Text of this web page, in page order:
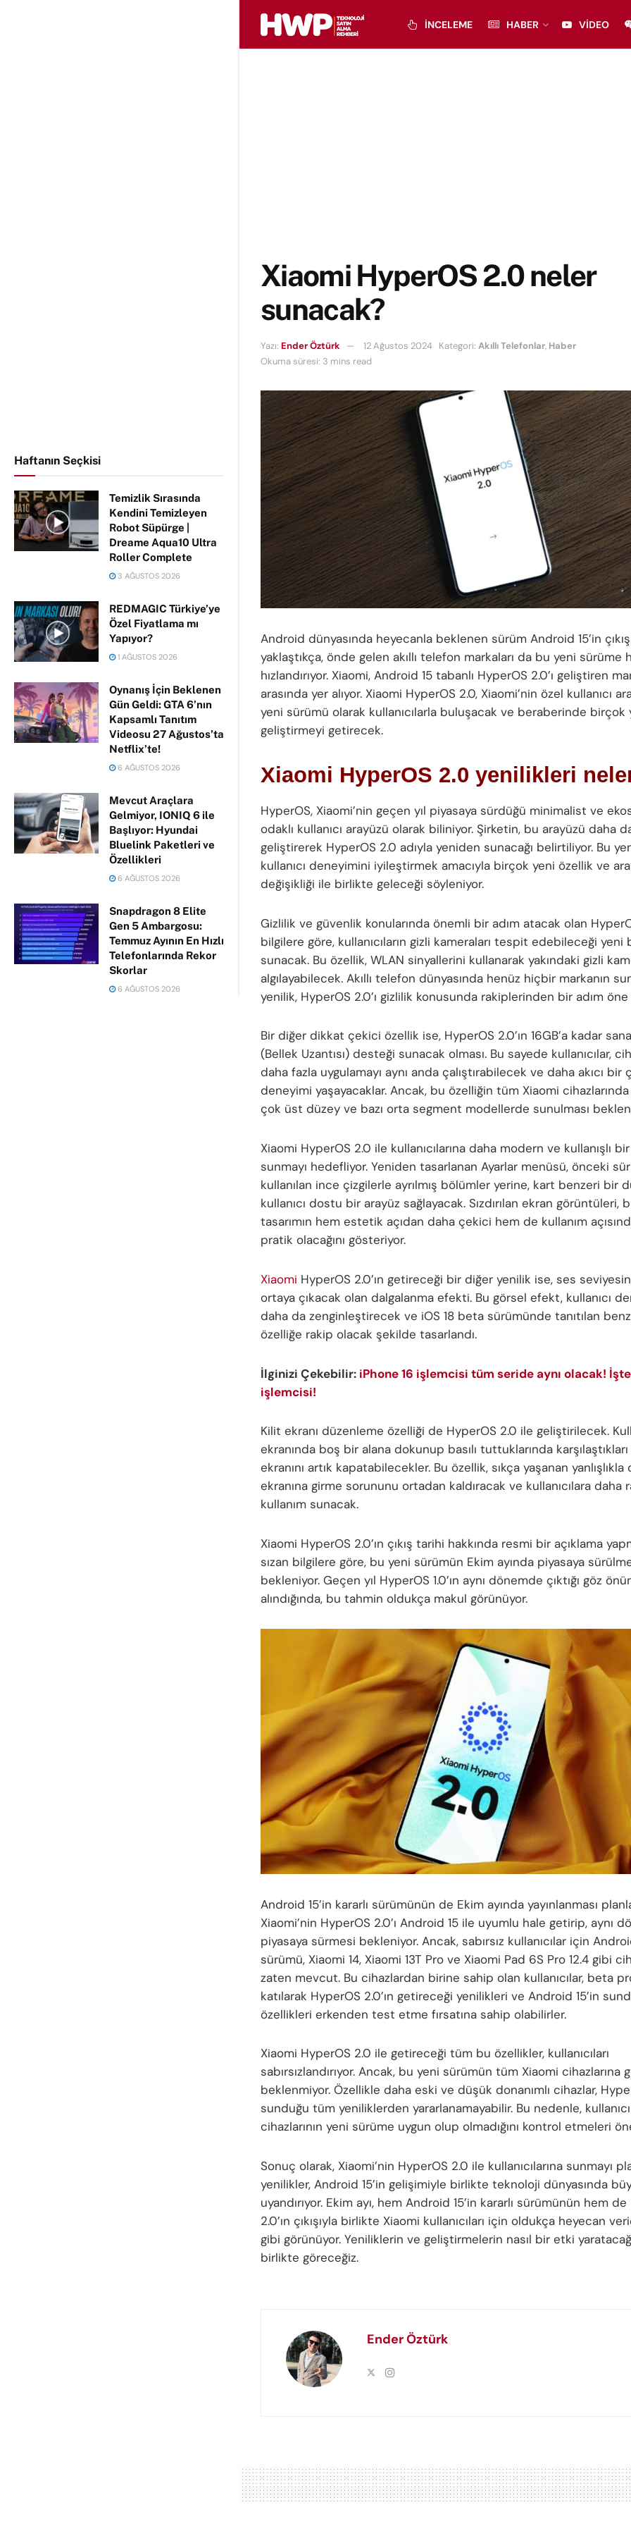
Haftanın Seçkisi
Temizlik Sırasında
Kendini Temizleyen
Robot Süpürge |
Dreame Aqua10 Ultra
Roller Complete
3 AĞUSTOS 2026
REDMAGIC Türkiye’ye
Özel Fiyatlama mı
Yapıyor?
1 AĞUSTOS 2026
Oynanış İçin Beklenen
Gün Geldi: GTA 6’nın
Kapsamlı Tanıtım
Videosu 27 Ağustos’ta
Netflix’te!
6 AĞUSTOS 2026
Mevcut Araçlara
Gelmiyor, IONIQ 6 ile
Başlıyor: Hyundai
Bluelink Paketleri ve
Özellikleri
6 AĞUSTOS 2026
Snapdragon 8 Elite
Gen 5 Ambargosu:
Temmuz Ayının En Hızlı
Telefonlarında Rekor
Skorlar
6 AĞUSTOS 2026
İNCELEME HABER VIDEO
Xiaomi HyperOS 2.0 neler
sunacak?
Yazı: Ender Öztürk 12 Ağustos 2024 Kategori: Akıllı Telefonlar, Haber
Okuma süresi: 3 mins read
Android dünyasında heyecanla beklenen sürüm Android 15’in
yaklaştıkça, önde gelen akıllı telefon markaları da bu yeni sürüme
hızlandırıyor. Xiaomi, Android 15 tabanlı HyperOS 2.0’ı geliştiren
arasında yer alıyor. Xiaomi HyperOS 2.0, Xiaomi’nin özel kullanıcı
yeni sürümü olarak kullanıcılarla buluşacak ve beraberinde birçok
geliştirmeyi getirecek.
Xiaomi HyperOS 2.0 yenilikleri
HyperOS, Xiaomi’nin geçen yıl piyasaya sürdüğü minimalist ve
odaklı kullanıcı arayüzü olarak biliniyor. Şirketin, bu arayüzü daha
geliştirerek HyperOS 2.0 adıyla yeniden sunacağı belirtiliyor. Bu
kullanıcı deneyimini iyileştirmek amacıyla birçok yeni özellik ve
değişikliği ile birlikte geleceği söyleniyor.
Gizlilik ve güvenlik konularında önemli bir adım atacak olan
bilgilere göre, kullanıcıların gizli kameraları tespit edebileceği yeni
sunacak. Bu özellik, WLAN sinyallerini kullanarak yakındaki gizli
algılayabilecek. Akıllı telefon dünyasında henüz hiçbir markanın
yenilik, HyperOS 2.0’ı gizlilik konusunda rakiplerinden bir adım öne
Bir diğer dikkat çekici özellik ise, HyperOS 2.0’ın 16GB’a kadar
(Bellek Uzantısı) desteği sunacak olması. Bu sayede kullanıcılar,
daha fazla uygulamayı aynı anda çalıştırabilecek ve daha akıcı bir
deneyimi yaşayacaklar. Ancak, bu özelliğin tüm Xiaomi
çok üst düzey ve bazı orta segment modellerde sunulması
Xiaomi HyperOS 2.0 ile kullanıcılarına daha modern ve kullanışlı
sunmayı hedefliyor. Yeniden tasarlanan Ayarlar menüsü, önceki
kullanılan ince çizgilerle ayrılmış bölümler yerine, kart benzeri bir
kullanıcı dostu bir arayüz sağlayacak. Sızdırılan ekran görüntüleri,
tasarımın hem estetik açıdan daha çekici hem de kullanım
pratik olacağını gösteriyor.
Xiaomi HyperOS 2.0’ın getireceği bir diğer yenilik ise, ses
ortaya çıkacak olan dalgalanma efekti. Bu görsel efekt, kullanıcı
daha da zenginleştirecek ve iOS 18 beta sürümünde tanıtılan
özelliğe rakip olacak şekilde tasarlandı.
İlginizi Çekebilir: iPhone 16 işlemcisi tüm seride aynı olacak! İşte
işlemcisi!
Kilit ekranı düzenleme özelliği de HyperOS 2.0 ile geliştirilecek.
ekranında boş bir alana dokunup basılı tuttuklarında
ekranını artık kapatabilecekler. Bu özellik, sıkça yaşanan
ekranına girme sorununu ortadan kaldıracak ve kullanıcılara daha
kullanım sunacak.
Xiaomi HyperOS 2.0’ın çıkış tarihi hakkında resmi bir açıklama
sızan bilgilere göre, bu yeni sürümün Ekim ayında piyasaya
bekleniyor. Geçen yıl HyperOS 1.0’ın aynı dönemde çıktığı göz
alındığında, bu tahmin oldukça makul görünüyor.
Android 15’in kararlı sürümünün de Ekim ayında yayınlanması
Xiaomi’nin HyperOS 2.0’ı Android 15 ile uyumlu hale getirip, aynı
piyasaya sürmesi bekleniyor. Ancak, sabırsız kullanıcılar için
sürümü, Xiaomi 14, Xiaomi 13T Pro ve Xiaomi Pad 6S Pro 12.4 gibi
zaten mevcut. Bu cihazlardan birine sahip olan kullanıcılar, beta
katılarak HyperOS 2.0’ın getireceği yenilikleri ve Android 15’in
özellikleri erkenden test etme fırsatına sahip olabilirler.
Xiaomi HyperOS 2.0 ile getireceği tüm bu özellikler, kullanıcıları
sabırsızlandırıyor. Ancak, bu yeni sürümün tüm Xiaomi cihazlarına
beklenmiyor. Özellikle daha eski ve düşük donanımlı cihazlar,
sunduğu tüm yeniliklerden yararlanamayabilir. Bu nedenle,
cihazlarının yeni sürüme uygun olup olmadığını kontrol etmeleri
Sonuç olarak, Xiaomi’nin HyperOS 2.0 ile kullanıcılarına sunmayı
yenilikler, Android 15’in gelişimiyle birlikte teknoloji dünyasında
uyandırıyor. Ekim ayı, hem Android 15’in kararlı sürümünün hem
2.0’ın çıkışıyla birlikte Xiaomi kullanıcıları için oldukça heyecan
gibi görünüyor. Yeniliklerin ve geliştirmelerin nasıl bir etki
birlikte göreceğiz.
Ender Öztürk